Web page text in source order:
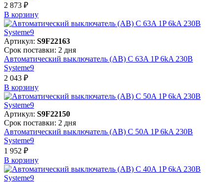
2 873 ₽
В корзинy
Артикул: S9F22163
Срок поставки: 2 дня
Автоматический выключатель (АВ) C 63A 1P 6kA 230В
Systeme9
2 043 ₽
В корзинy
Артикул: S9F22150
Срок поставки: 2 дня
Автоматический выключатель (АВ) C 50A 1P 6kA 230В
Systeme9
1 952 ₽
В корзинy